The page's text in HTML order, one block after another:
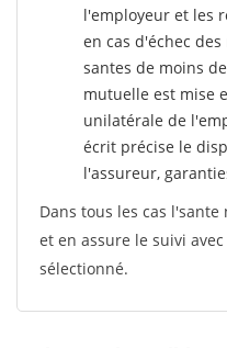
l'employeur et les
en cas d'échec
santes de moins
mutuelle est mise
unilatérale de
écrit précise le
l'assureur,
Dans tous les cas
et en assure le suivi
sélectionné.